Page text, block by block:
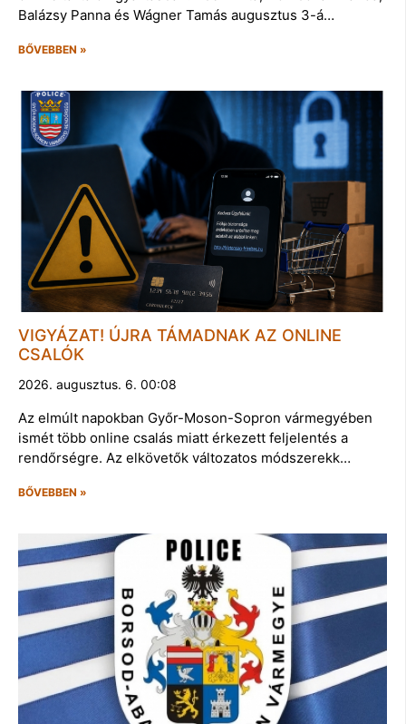
Balázsy Panna és Wágner Tamás augusztus 3-á…
BŐVEBBEN »
VIGYÁZAT! ÚJRA TÁMADNAK AZ ONLINE
CSALÓK
2026. augusztus. 6. 00:08
Az elmúlt napokban Győr-Moson-Sopron vármegyében
ismét több online csalás miatt érkezett feljelentés a
rendőrségre. Az elkövetők változatos módszerekk…
BŐVEBBEN »